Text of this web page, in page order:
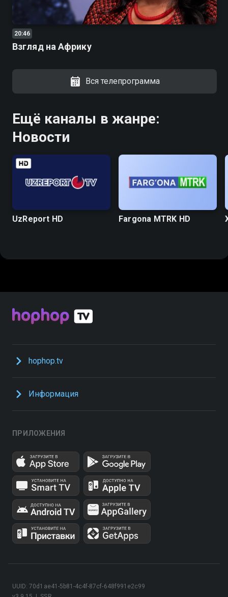
20:46
Взгляд на Африку
Вся телепрограмма
Ещё каналы в жанре:
Новости
UzReport HD Fargona MTRK HD
hophop.tv
Информация
ПРИЛОЖЕНИЯ
UUID: 70d1ae41-5b81-4c4f-87cf-648f991e2c99